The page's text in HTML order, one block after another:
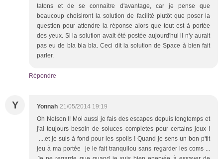
tatons et de se connaitre d'avantage, car je pense que
beaucoup choisiront la solution de facilité plutôt que poser la
question pour attendre la réponse alors que tout est à portée
des yeux. Si la solution avait été postée aujourd'hui il n'y aurait
pas eu de bla bla bla. Ceci dit la solution de Space à bien fait
parler.
Répondre
Y Yonnah 21/05/2014 19:19
Oh Nelson !! Moi aussi je fais des escapes depuis longtemps et
j'ai toujours besoin de soluces completes pour certains jeux !
....et je suis à fond pour les spoils ! Quand je sens un bon p'tit
jeu à ma portée je le fait tranquilou sans regarder les coms ...